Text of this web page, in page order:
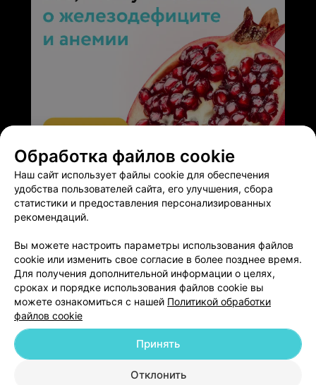
ЭФФЕКТИВНАЯ РЕКЛАМА НА САЙТЕ
Добавить компанию
Добавить специалиста
Новости проекта
Размещение рекламы
Обработка файлов cookie
Наш сайт использует файлы cookie для обеспечения
удобства пользователей сайта, его улучшения, сбора
статистики и предоставления персонализированных
рекомендаций.
Вы можете настроить параметры использования файлов
cookie или изменить свое согласие в более позднее время.
Для получения дополнительной информации о целях,
сроках и порядке использования файлов cookie вы
можете ознакомиться с нашей Политикой обработки
файлов cookie
Отклонить
Принять